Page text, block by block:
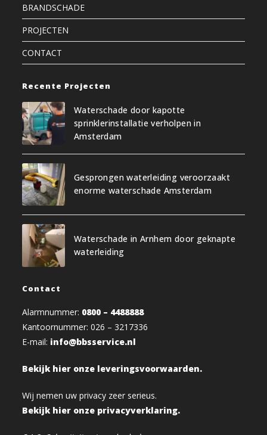
BRANDSCHADE
PROJECTEN
CONTACT
Recente Projecten
Waterschade door kapotte
sprinklerinstallatie verholpen in
Amsterdam
Gesprongen waterleiding veroorzaakt
enorme waterschade Amsterdam
Waterschade in Arnhem door geknapte
waterleiding
Contact
Alarmnummer: 0800 – 4488888
Kantoornummer: 026 – 3217336
E-mail: info@bbsservice.nl
Bekijk hier onze leveringsvoorwaarden.
Wij nemen uw privacy zeer serieus.
Bekijk hier onze privacyverklaring.